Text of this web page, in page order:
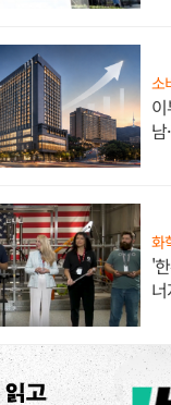
소
화
'